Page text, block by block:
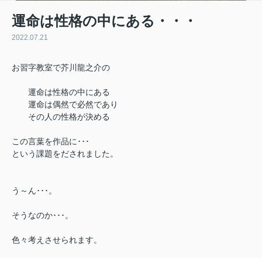
運命は性格の中にある・・・
2022.07.21
お習字教室で芥川龍之介の
運命は性格の中にある
運命は偶然で必然であり
その人の性格が決める
この言葉を作品に･･･
という課題をだされました。
う～ん･･･。
そうなのか･･･。
色々考えさせられます。